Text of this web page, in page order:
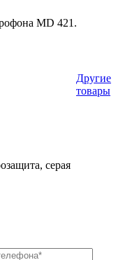
MD 421.
Другие
товары
серая